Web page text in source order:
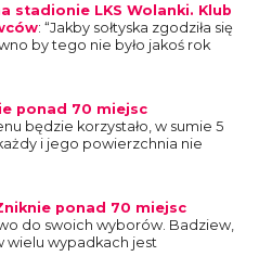
stadionie LKS Wolanki. Klub
: “Jakby sołtyska zgodziła się
by tego nie było jakoś rok
ponad 70 miejsc
będzie korzystało, w sumie 5
i jego powierzchnia nie
ponad 70 miejsc
do swoich wyborów. Badziew,
wielu wypadkach jest